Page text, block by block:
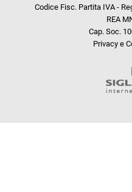
Codice Fisc. Partita IVA -
REA
Cap. Soc.
Privacy e